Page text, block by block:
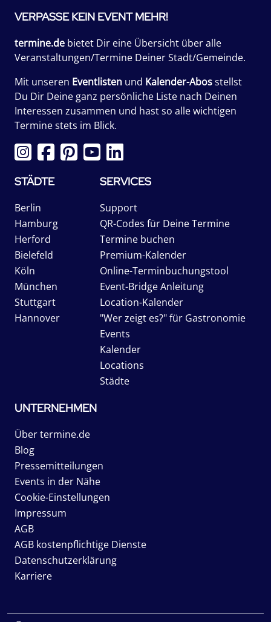
VERPASSE KEIN EVENT MEHR!
termine.de bietet Dir eine Übersicht über alle
Veranstaltungen/Termine Deiner Stadt/Gemeinde.
Mit unseren Eventlisten und Kalender-Abosstellst
Du Dir Deine ganz persönliche Liste nach Deinen
Interessen zusammen und hast so alle wichtigen
Termine stets im Blick.
STÄDTE
Berlin
Hamburg
Herford
Bielefeld
Köln
München
Stuttgart
Hannover
SERVICES
Support
QR-Codes für Deine Termine
Termine buchen
Premium-Kalender
Online-Terminbuchungstool
Event-Bridge Anleitung
Location-Kalender
"Wer zeigt es?" für Gastronomie
Events
Kalender
Locations
Städte
UNTERNEHMEN
Über termine.de
Blog
Pressemitteilungen
Events in der Nähe
Cookie-Einstellungen
Impressum
AGB
AGB kostenpflichtige Dienste
Datenschutzerklärung
Karriere